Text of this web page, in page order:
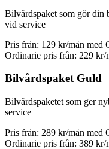
Bilvårdspaket som gör din
vid service
Pris från: 129 kr/mån med
Ordinarie pris från: 229 kr/
Bilvårdspaket Guld
Bilvårdspaketet som ger
service
Pris från: 289 kr/mån med
Ordinarie pris från: 389 kr/